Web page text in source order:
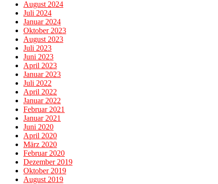
August 2024
Juli 2024
Januar 2024
Oktober 2023
August 2023
Juli 2023
Juni 2023
April 2023
Januar 2023
Juli 2022
April 2022
Januar 2022
Februar 2021
Januar 2021
Juni 2020
April 2020
März 2020
Februar 2020
Dezember 2019
Oktober 2019
August 2019